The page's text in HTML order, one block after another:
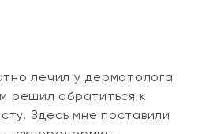
лечил у дерматолога
решил обратиться к
Здесь мне поставили